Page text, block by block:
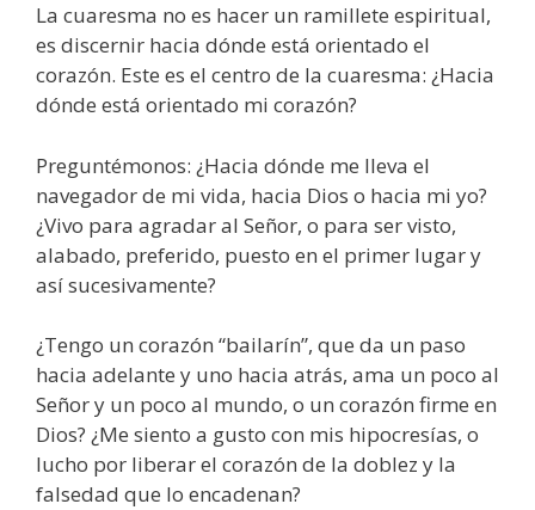
La cuaresma no es hacer un ramillete espiritual,
es discernir hacia dónde está orientado el
corazón. Este es el centro de la cuaresma: ¿Hacia
dónde está orientado mi corazón?
Preguntémonos: ¿Hacia dónde me lleva el
navegador de mi vida, hacia Dios o hacia mi yo?
¿Vivo para agradar al Señor, o para ser visto,
alabado, preferido, puesto en el primer lugar y
así sucesivamente?
¿Tengo un corazón “bailarín”, que da un paso
hacia adelante y uno hacia atrás, ama un poco al
Señor y un poco al mundo, o un corazón firme en
Dios? ¿Me siento a gusto con mis hipocresías, o
lucho por liberar el corazón de la doblez y la
falsedad que lo encadenan?